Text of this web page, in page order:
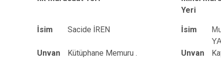
Yeri
İsim Sacide İREN İsim
Unvan Kütüphane Memuru . Unvan